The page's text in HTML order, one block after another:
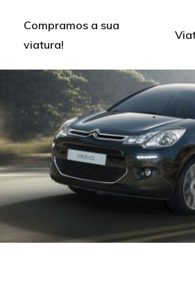
Compramos a sua
viatura!